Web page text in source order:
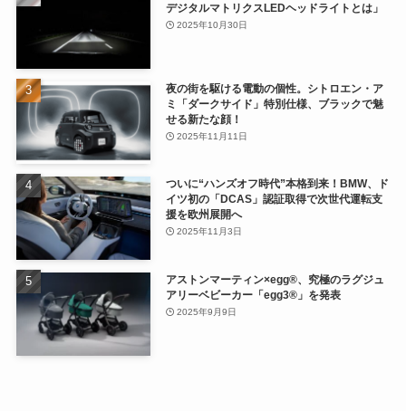
デジタルマトリクスLEDヘッドライトとは」
2025年10月30日
夜の街を駆ける電動の個性。シトロエン・ア
ミ「ダークサイド」特別仕様、ブラックで魅
せる新たな顔！
2025年11月11日
ついに“ハンズオフ時代”本格到来！BMW、ド
イツ初の「DCAS」認証取得で次世代運転支
援を欧州展開へ
2025年11月3日
アストンマーティン×egg®、究極のラグジュ
アリーベビーカー「egg3®」を発表
2025年9月9日